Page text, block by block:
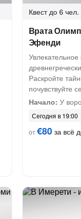
Квест до 6 чел.
Врата
Эфенди
Раскройте
почувствуйте
Начало: У
Сегодня в 19:00
от€80за всё